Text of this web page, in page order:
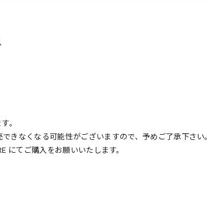
。
きなくなる可能性がございますので、予めご了承下さい。
にてご購入をお願いいたします。